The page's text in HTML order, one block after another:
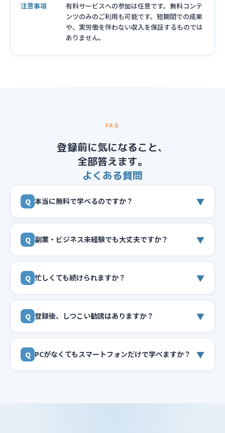
注意事項
有料サービスへの参加は任意です。無料コンテ
ンツのみのご利用も可能です。短期間での成果
や、実労働を伴わない収入を保証するものでは
ありません。
FAQ
登録前に気になること、
全部答えます。
よくある質問
Q 本当に無料で学べるのですか？ ▼
Q 副業・ビジネス未経験でも大丈夫ですか？ ▼
Q 忙しくても続けられますか？ ▼
Q 登録後、しつこい勧誘はありますか？ ▼
Q PCがなくてもスマートフォンだけで学べますか？ ▼